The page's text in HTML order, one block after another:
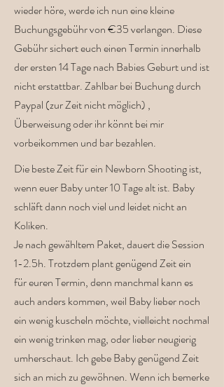
wieder höre, werde ich nun eine kleine
Buchungsgebühr von €35 verlangen. Diese
Gebühr sichert euch einen Termin innerhalb
der ersten 14 Tage nach Babies Geburt und ist
nicht erstattbar. Zahlbar bei Buchung durch
Paypal (zur Zeit nicht möglich) ,
Überweisung oder ihr könnt bei mir
vorbeikommen und bar bezahlen.
Die beste Zeit für ein Newborn Shooting ist,
wenn euer Baby unter 10 Tage alt ist. Baby
schläft dann noch viel und leidet nicht an
Koliken.
Je nach gewähltem Paket, dauert die Session
1-2.5h. Trotzdem plant genügend Zeit ein
für euren Termin, denn manchmal kann es
auch anders kommen, weil Baby lieber noch
ein wenig kuscheln möchte, vielleicht nochmal
ein wenig trinken mag, oder lieber neugierig
umherschaut. Ich gebe Baby genügend Zeit
sich an mich zu gewöhnen. Wenn ich bemerke